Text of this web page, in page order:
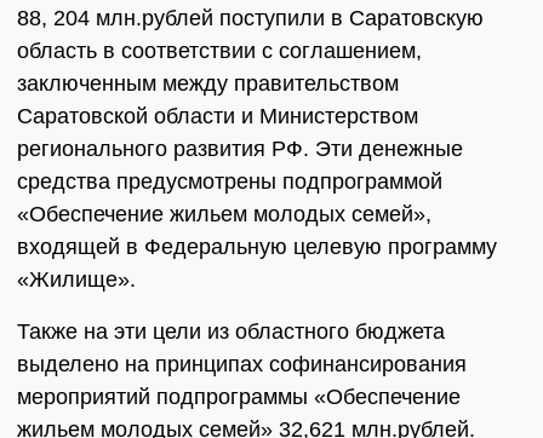
88, 204 млн.рублей поступили в Саратовскую
область в соответствии с соглашением,
заключенным между правительством
Саратовской области и Министерством
регионального развития РФ. Эти денежные
средства предусмотрены подпрограммой
«Обеспечение жильем молодых семей»,
входящей в Федеральную целевую программу
«Жилище».
Также на эти цели из областного бюджета
выделено на принципах софинансирования
мероприятий подпрограммы «Обеспечение
жильем молодых семей» 32,621 млн.рублей.